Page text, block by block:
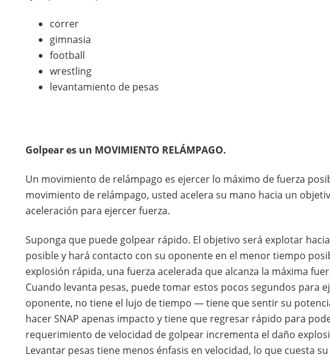
correr
gimnasia
football
wrestling
levantamiento de pesas
Golpear es un MOVIMIENTO RELÁMPAGO.
Un movimiento de relámpago es ejercer lo máximo de fuerza
movimiento de relámpago, usted acelera su mano hacia un
aceleración para ejercer fuerza.
Suponga que puede golpear rápido. El objetivo será explotar
posible y hará contacto con su oponente en el menor tiempo
explosión rápida, una fuerza acelerada que alcanza la máxima
Cuando levanta pesas, puede tomar estos pocos segundos para
oponente, no tiene el lujo de tiempo — tiene que sentir su
hacer SNAP apenas impacto y tiene que regresar rápido para
requerimiento de velocidad de golpear incrementa el daño
Levantar pesas tiene menos énfasis en velocidad, lo que cuesta su